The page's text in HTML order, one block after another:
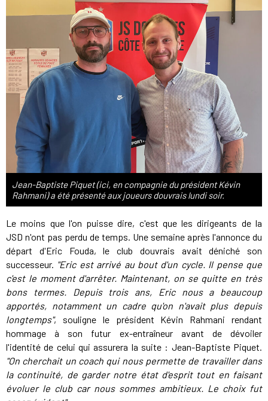
Jean-Baptiste Piquet (ici, en compagnie du président Kévin
Rahmani) a été présenté aux joueurs douvrais lundi soir.
Le moins que l'on puisse dire, c'est que les dirigeants de la
JSD n'ont pas perdu de temps. Une semaine après l'annonce du
départ d'Eric Fouda, le club douvrais avait déniché son
successeur. "Eric est arrivé au bout d'un cycle. Il pense que
c'est le moment d'arrêter. Maintenant, on se quitte en très
bons termes. Depuis trois ans, Eric nous a beaucoup
apportés, notamment un cadre qu'on n'avait plus depuis
longtemps", souligne le président Kévin Rahmani rendant
hommage à son futur ex-entraîneur avant de dévoiler
l'identité de celui qui assurera la suite : Jean-Baptiste Piquet.
"On cherchait un coach qui nous permette de travailler dans
la continuité, de garder notre état d'esprit tout en faisant
évoluer le club car nous sommes ambitieux. Le choix fut